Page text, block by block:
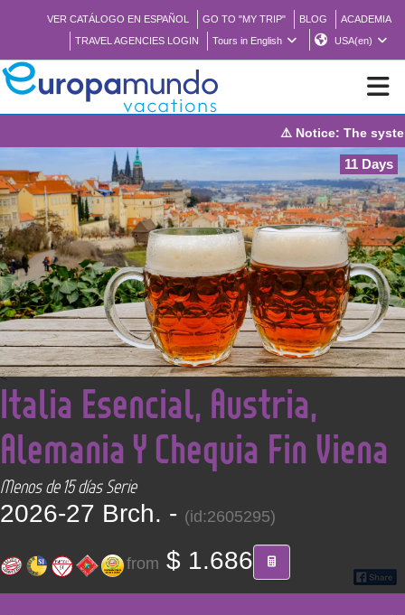
VER CATÁLOGO EN ESPAÑOL GO TO "MY TRIP" BLOG
ACADEMIA
TRAVEL AGENCIES LOGIN
Tours in English USA(en)
BROCHURE PDF
WHERE TO BUY
FEATURED
ABOUT US
CONTACT
Find your Tour
⚠️ Notice: The system will be under
11 Days
<
Italia Esencial, Austria,
Alemania Y Chequia Fin Viena
Menos de 15 días Serie
2026-27 Brch. - (id:2605295)
from $ 1.686